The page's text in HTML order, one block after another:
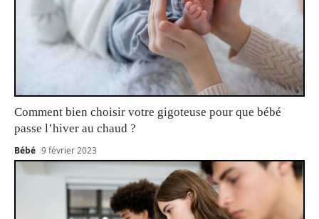
Comment bien choisir votre gigoteuse pour que bébé
passe l’hiver au chaud ?
Bébé 9 février 2023